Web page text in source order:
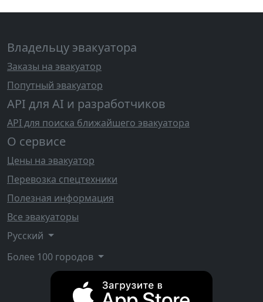
Владельцу эвакуатора
Заказы на эвакуатор
Попутный эвакуатор
API для AI и разработчиков
API для поиска ближайшего эвакуатора
О сервисе
Цены на эвакуатор
Перевозка спецтехники
Полезная информация
Все эвакуаторы
Русский
Более 100 городов